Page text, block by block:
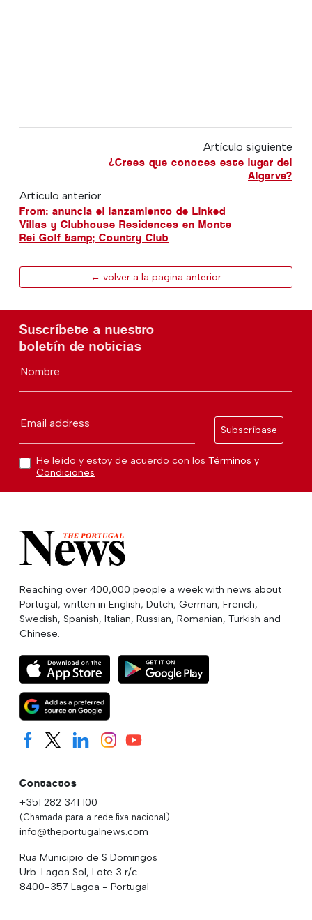
Artículo siguiente
¿Crees que conoces este lugar del
Algarve?
Artículo anterior
From: anuncia el lanzamiento de Linked
Villas y Clubhouse Residences en Monte
Rei Golf &amp; Country Club
← volver a la pagina anterior
Suscríbete a nuestro
boletín de noticias
Nombre
Email address
Subscríbase
He leído y estoy de acuerdo con los Términos y
Condiciones
Reaching over 400,000 people a week with news about
Portugal, written in English, Dutch, German, French,
Swedish, Spanish, Italian, Russian, Romanian, Turkish and
Chinese.
Contactos
+351 282 341 100
(Chamada para a rede fixa nacional)
info@theportugalnews.com
Rua Municipio de S Domingos
Urb. Lagoa Sol, Lote 3 r/c
8400-357 Lagoa - Portugal